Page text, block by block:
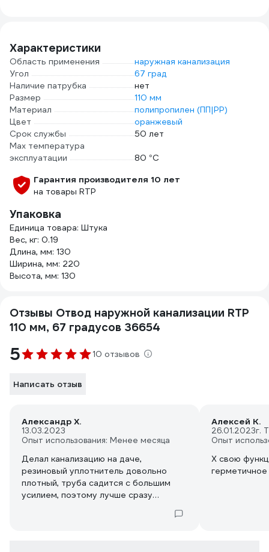
Характеристики
Область применения
наружная канализация
Угол
67 град
Наличие патрубка
нет
Размер
110 мм
Материал
полипропилен (ПП|PP)
Цвет
оранжевый
Срок службы
50 лет
Max температура
эксплуатации
80 °С
Гарантия производителя 10 лет
на товары RTP
Упаковка
Единица товара: Штука
Вес, кг: 0.19
Длина, мм: 130
Ширина, мм: 220
Высота, мм: 130
Отзывы Отвод наружной канализации RTP
110 мм, 67 градусов 36654
5 10 отзывов
Написать отзыв
Александр Х.
13.03.2023
Опыт использования: Менее месяца
Делал канализацию на даче,
резиновый уплотнитель довольно
плотный, труба садится с большим
усилием, поэтому лучше сразу
Алексей К.
26.01.2023г.
Опыт
Х свою